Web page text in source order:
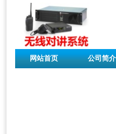
网站首页 公司简介